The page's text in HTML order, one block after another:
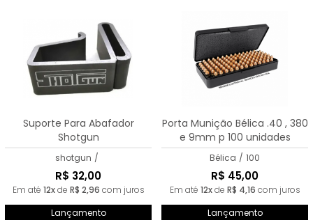
Suporte Para Abafador
Shotgun
shotgun /
R$ 32,00
Em até 12xde R$ 2,96 com juros
Lançamento
Porta Munição Bélica .40 , 380
e 9mm p 100 unidades
Bélica / 100
R$ 45,00
Em até 12xde R$ 4,16 com juros
Lançamento